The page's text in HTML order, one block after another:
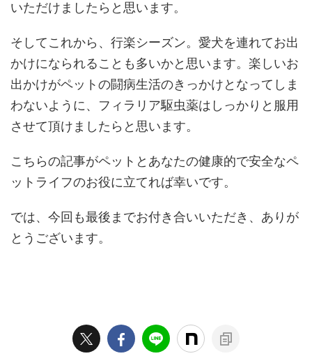
いただけましたらと思います。
そしてこれから、行楽シーズン。愛犬を連れてお出
かけになられることも多いかと思います。楽しいお
出かけがペットの闘病生活のきっかけとなってしま
わないように、フィラリア駆虫薬はしっかりと服用
させて頂けましたらと思います。
こちらの記事がペットとあなたの健康的で安全なペ
ットライフのお役に立てれば幸いです。
では、今回も最後までお付き合いいただき、ありが
とうございます。